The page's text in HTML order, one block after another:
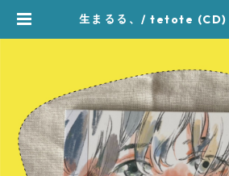
生まるる、/ tetote